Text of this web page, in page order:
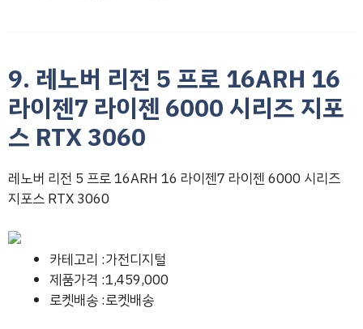
9. 레노버 리전 5 프로 16ARH 16
라이젠7 라이젠 6000 시리즈 지포
스 RTX 3060
레노버 리전 5 프로 16ARH 16 라이젠7 라이젠 6000 시리즈
지포스 RTX 3060
카테고리 :가전디지털
제품가격 :1,459,000
로켓배송 :로켓배송